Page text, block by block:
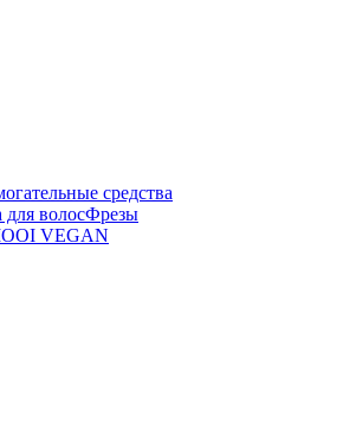
средства
для волосФрезы
VEGAN